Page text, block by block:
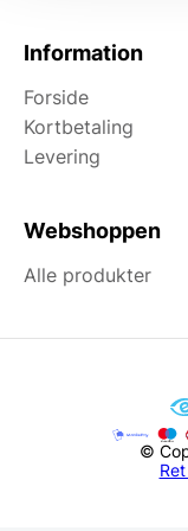
Information
Forside
Kortbetaling
Levering
Webshoppen
Alle produkter
©